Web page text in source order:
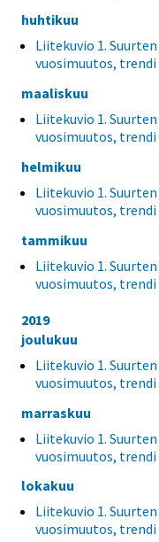
huhtikuu
Liitekuvio 1.
vuosimuutos, trendi
maaliskuu
Liitekuvio 1.
vuosimuutos, trendi
helmikuu
Liitekuvio 1.
vuosimuutos, trendi
tammikuu
Liitekuvio 1.
vuosimuutos, trendi
2019
joulukuu
Liitekuvio 1.
vuosimuutos, trendi
marraskuu
Liitekuvio 1.
vuosimuutos, trendi
lokakuu
Liitekuvio 1.
vuosimuutos, trendi